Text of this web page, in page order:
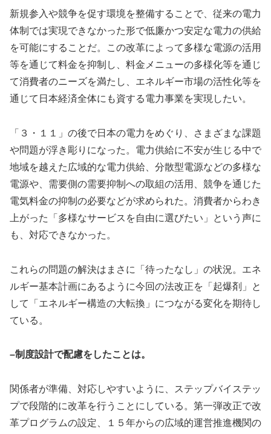
新規参入や競争を促す環境を整備することで、従来の電力
体制では実現できなかった形で低廉かつ安定な電力の供給
を可能にすることだ。この改革によって多様な電源の活用
等を通じて料金を抑制し、料金メニューの多様化等を通じ
て消費者のニーズを満たし、エネルギー市場の活性化等を
通じて日本経済全体にも資する電力事業を実現したい。
「３・１１」の後で日本の電力をめぐり、さまざまな課題
や問題が浮き彫りになった。電力供給に不安が生じる中で
地域を越えた広域的な電力供給、分散型電源などの多様な
電源や、需要側の需要抑制への取組の活用、競争を通じた
電気料金の抑制の必要などが求められた。消費者からわき
上がった「多様なサービスを自由に選びたい」という声に
も、対応できなかった。
これらの問題の解決はまさに「待ったなし」の状況。エネ
ルギー基本計画にあるように今回の法改正を「起爆剤」と
して「エネルギー構造の大転換」につながる変化を期待し
ている。
–制度設計で配慮をしたことは。
関係者が準備、対応しやすいように、ステップバイステッ
プで段階的に改革を行うことにしている。第一弾改正で改
革プログラムの設定、１５年からの広域的運営推進機関の